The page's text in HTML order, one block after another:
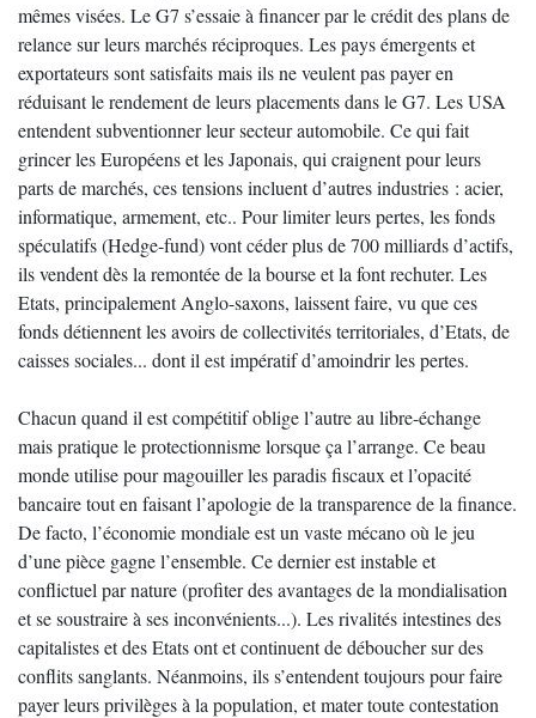
mêmes visées. Le G7 s’essaie à financer par le crédit des plans de
relance sur leurs marchés réciproques. Les pays émergents et
exportateurs sont satisfaits mais ils ne veulent pas payer en
réduisant le rendement de leurs placements dans le G7. Les USA
entendent subventionner leur secteur automobile. Ce qui fait
grincer les Européens et les Japonais, qui craignent pour leurs
parts de marchés, ces tensions incluent d’autres industries : acier,
informatique, armement, etc.. Pour limiter leurs pertes, les fonds
spéculatifs (Hedge-fund) vont céder plus de 700 milliards d’actifs,
ils vendent dès la remontée de la bourse et la font rechuter. Les
Etats, principalement Anglo-saxons, laissent faire, vu que ces
fonds détiennent les avoirs de collectivités territoriales, d’Etats, de
caisses sociales... dont il est impératif d’amoindrir les pertes.
Chacun quand il est compétitif oblige l’autre au libre-échange
mais pratique le protectionnisme lorsque ça l’arrange. Ce beau
monde utilise pour magouiller les paradis fiscaux et l’opacité
bancaire tout en faisant l’apologie de la transparence de la finance.
De facto, l’économie mondiale est un vaste mécano où le jeu
d’une pièce gagne l’ensemble. Ce dernier est instable et
conflictuel par nature (profiter des avantages de la mondialisation
et se soustraire à ses inconvénients...). Les rivalités intestines des
capitalistes et des Etats ont et continuent de déboucher sur des
conflits sanglants. Néanmoins, ils s’entendent toujours pour faire
payer leurs privilèges à la population, et mater toute contestation